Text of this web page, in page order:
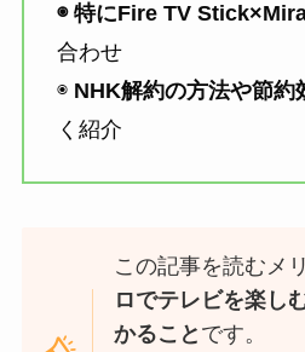
◉ 特にFire TV
合わせ
◉ NHK解約の方法や節約
く紹介
この記事を読むメ
ロでテレビを楽し
かること です。